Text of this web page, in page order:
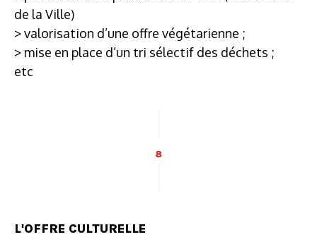
de la Ville)
> valorisation d’une offre végétarienne ;
> mise en place d’un tri sélectif des déchets ;
etc
8
L'OFFRE CULTURELLE